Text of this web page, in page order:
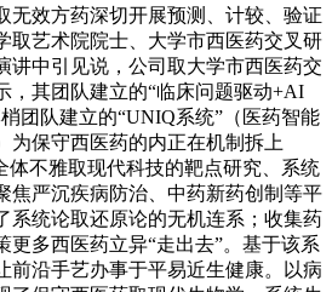
效方药深切开展预测、计较、验证
取艺术院院士、大学市西医药交叉研
讲中引见说，公司取大学市西医药交
，其团队建立的“临床问题驱动+AI
团队建立的“UNIQ系统”（医药智能
为保守西医药的内正在机制拆上
体不雅取现代科技的靶点研究、系统
焦严沉疾病防治、中药新药创制等平
系统论取还原论的无机连系；收集药
更多西医药立异“走出去”。基于该系
前沿手艺办事于平易近生健康。以病